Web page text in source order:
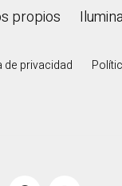
propios
de privacidad